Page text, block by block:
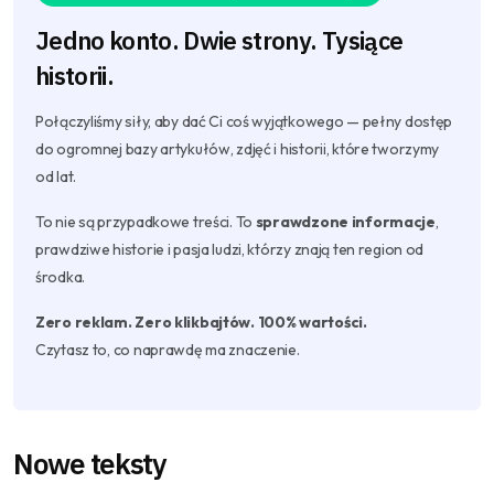
Jedno konto. Dwie strony. Tysiące
historii.
Połączyliśmy siły, aby dać Ci coś wyjątkowego — pełny dostęp
do ogromnej bazy artykułów, zdjęć i historii, które tworzymy
od lat.
To nie są przypadkowe treści. To sprawdzone informacje,
prawdziwe historie i pasja ludzi, którzy znają ten region od
środka.
Zero reklam. Zero klikbajtów. 100% wartości.
Czytasz to, co naprawdę ma znaczenie.
Nowe teksty